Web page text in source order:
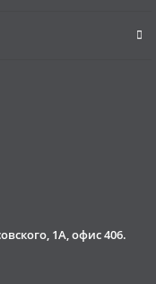
1А, офис 406.